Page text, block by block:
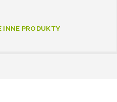
INNE PRODUKTY